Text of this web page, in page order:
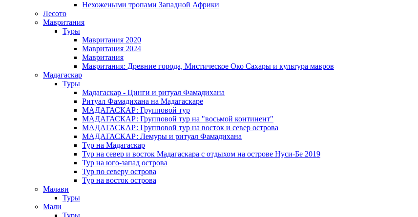
Нехожеными тропами Западной Африки
Лесото
Мавритания
Туры
Мавритания 2020
Мавритания 2024
Мавритания
Мавритания: Древние города, Мистическое Око Сахары и культура мавров
Мадагаскар
Туры
Мадагаскар - Цинги и ритуал Фамадихана
Ритуал Фамадихана на Мадагаскаре
МАДАГАСКАР: Групповой тур
МАДАГАСКАР: Групповой тур на "восьмой континент"
МАДАГАСКАР: Групповой тур на восток и север острова
МАДАГАСКАР: Лемуры и ритуал Фамадихана
Тур на Мадагаскар
Тур на север и восток Мадагаскара с отдыхом на острове Нуси-Бе 2019
Тур на юго-запад острова
Тур по северу острова
Тур на восток острова
Малави
Туры
Мали
Туры